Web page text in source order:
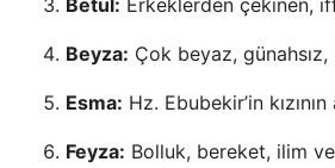
Betül: Erkeklerden çekinen,
Beyza: Çok beyaz, günahsız,
Esma: Hz. Ebubekir’in kızının
Feyza: Bolluk, bereket, ilim